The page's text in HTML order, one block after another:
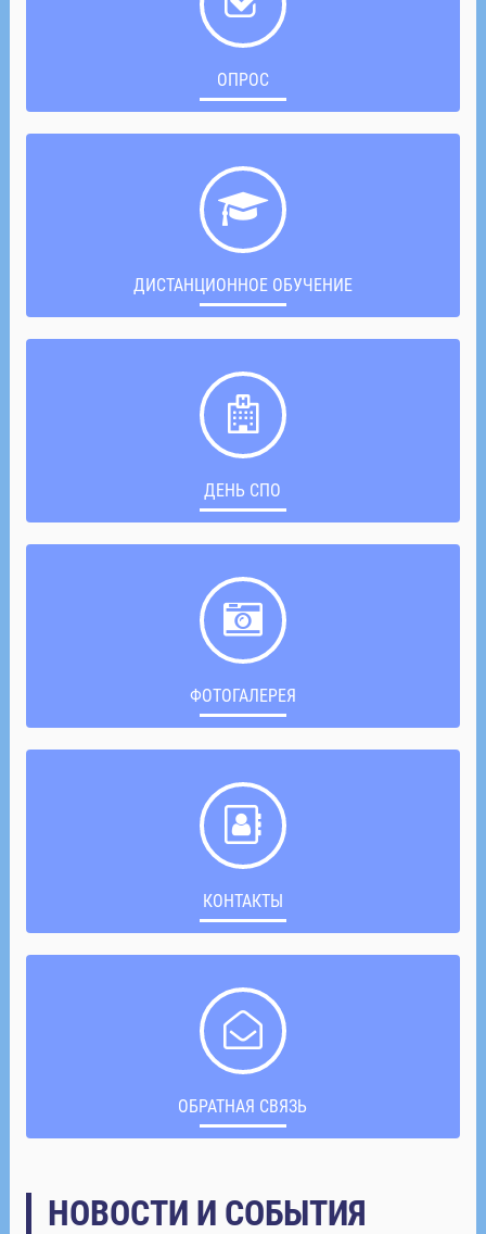
ОПРОС
ДИСТАНЦИОННОЕ ОБУЧЕНИЕ
ДЕНЬ СПО
ФОТОГАЛЕРЕЯ
КОНТАКТЫ
ОБРАТНАЯ СВЯЗЬ
НОВОСТИ И СОБЫТИЯ